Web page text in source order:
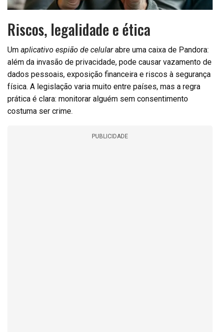
Riscos, legalidade e ética
Um aplicativo espião de celularabre uma caixa de Pandora:
além da invasão de privacidade, pode causar vazamento de
dados pessoais, exposição financeira e riscos à segurança
física. A legislação varia muito entre países, mas a regra
prática é clara: monitorar alguém sem consentimento
costuma ser crime.
PUBLICIDADE